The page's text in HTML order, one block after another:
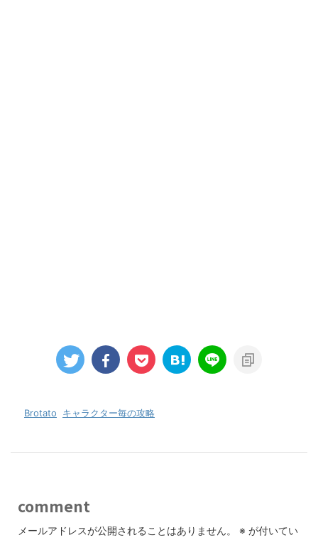
Brotato キャラクター毎の攻略
comment
メールアドレスが公開されることはありません。 ※ が付いてい